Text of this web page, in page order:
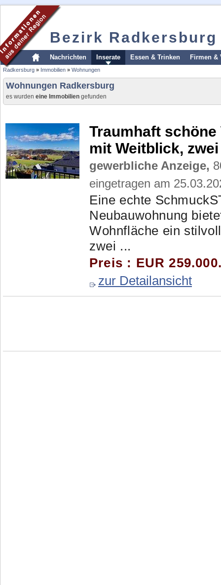
Bezirk Radkersburg
Nachrichten Inserate Essen & Trinken Firmen &
Radkersburg » Immobilien » Wohnungen
Wohnungen Radkersburg
es wurden eine Immobilien gefunden
Traumhaft
mit Weitblick,
gewerbliche Anzeige,
eingetragen am
Eine echte
Neubauwohnung
Wohnfläche ein
zwei ...
Preis : EUR
zur Detailansicht